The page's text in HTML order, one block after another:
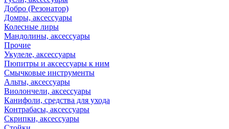
Добро (Резонатор)
Домры, аксессуары
Колесные лиры
Мандолины, аксессуары
Прочие
Укулеле, аксессуары
Пюпитры и аксессуары к ним
Смычковые инструменты
Альты, аксессуары
Виолончели, аксессуары
Канифоли, средства для ухода
Контрабасы, аксессуары
Скрипки, аксессуары